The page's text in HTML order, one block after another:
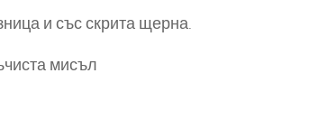
и със скрита щерна.
мисъл